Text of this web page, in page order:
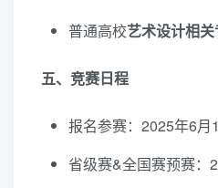
普通高校艺术设计相
五、竞赛日程
报名参赛：2025年6月
省级赛&全国赛预赛：